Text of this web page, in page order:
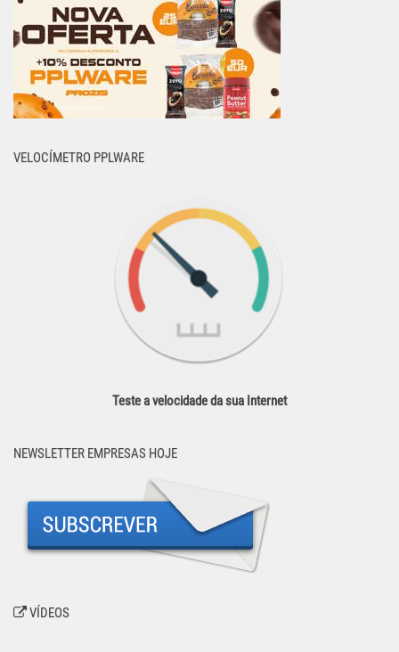
VELOCÍMETRO PPLWARE
Teste a velocidade da sua Internet
NEWSLETTER EMPRESAS HOJE
VÍDEOS